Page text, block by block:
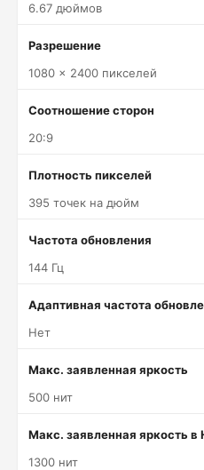
6.67 дюймов
Разрешение
1080 x 2400 пикселей
Соотношение сторон
20:9
Плотность пикселей
395 точек на дюйм
Частота обновления
144 Гц
Адаптивная частота
Нет
Макс. заявленная яркость
500 нит
Макс. заявленная яркость в
1300 нит